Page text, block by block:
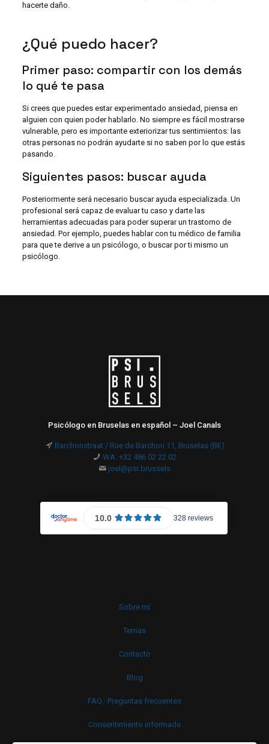
hacerte daño.
¿Qué puedo hacer?
Primer paso: compartir con los demás
lo qué te pasa
Si crees que puedes estar experimentado ansiedad, piensa en
alguien con quien poder hablarlo. No siempre es fácil mostrarse
vulnerable, pero es importante exteriorizar tus sentimientos: las
otras personas no podrán ayudarte si no saben por lo que estás
pasando.
Siguientes pasos: buscar ayuda
Posteriormente será necesario buscar ayuda especializada. Un
profesional será capaz de evaluar tu caso y darte las
herramientas adecuadas para poder superar un trastorno de
ansiedad. Por ejemplo, puedes hablar con tu médico de familia
para que te derive a un psicólogo, o buscar por ti mismo un
psicólogo.
Psicólogo en Bruselas en español – Joel Canals
Barchonstraat / Rue de Barchon 11, Bruselas (BE)
WA: +32 486 02 22 02
joel@psi.brussels
Sobre mí
Temas
Contacto
Blog
FAQ · Preguntas frecuentes
Consentimiento informado